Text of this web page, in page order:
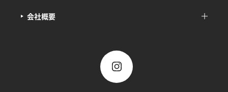
会社概要